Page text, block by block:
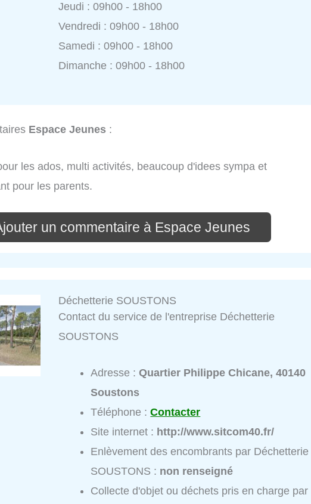
Jeudi : 09h00 - 18h00
Vendredi : 09h00 - 18h00
Samedi : 09h00 - 18h00
Dimanche : 09h00 - 18h00
Espace Jeunes :
les ados, multi activités, beaucoup d'idees sympa et
pour les parents.
un commentaire à Espace Jeunes
Déchetterie SOUSTONS
Contact du service de l'entreprise Déchetterie
SOUSTONS
Adresse :Quartier Philippe Chicane, 40140
Soustons
Téléphone :Contacter
Site internet : http://www.sitcom40.fr/
Enlèvement des encombrants par Déchetterie
SOUSTONS : non renseigné
Collecte d'objet ou déchets pris en charge par